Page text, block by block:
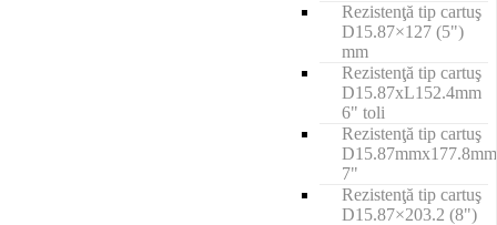
Rezistenţă tip cartuş
D15.87×127 (5")
mm
Rezistenţă tip cartuş
D15.87xL152.4mm
6" toli
Rezistenţă tip cartuş
D15.87mmx177.8mm
7"
Rezistenţă tip cartuş
D15.87×203.2 (8")